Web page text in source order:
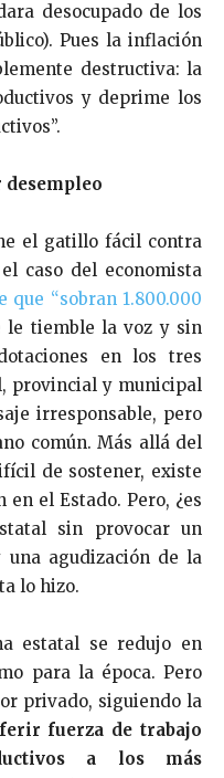
desocupado de los
Pues la inflación
destructiva: la
y deprime los
el gatillo fácil contra
caso del economista
que “sobran 1.800.000
le tiemble la voz y sin
en los tres
provincial y municipal
irresponsable, pero
común. Más allá del
de sostener, existe
el Estado. Pero, ¿es
sin provocar un
agudización de la
lo hizo.
estatal se redujo en
para la época. Pero
privado, siguiendo la
fuerza de trabajo
a los más